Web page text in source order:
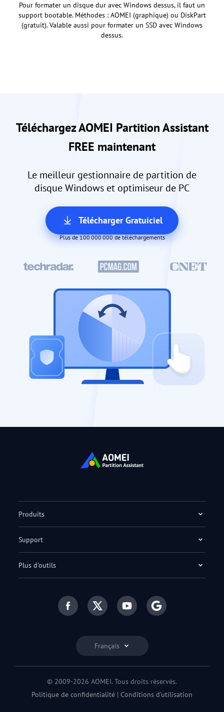
Pour formater un disque dur avec Windows dessus, il faut un
support bootable. Méthodes : AOMEI (graphique) ou DiskPart
(gratuit). Valable aussi pour formater un SSD avec Windows
dessus.
Téléchargez AOMEI Partition Assistant
FREE maintenant
Le meilleur gestionnaire de partition de
disque Windows et optimiseur de PC
Télécharger Gratuiciel
Plus de 100 000 000 de téléchargements
Français
Produits
Support
Plus d'outils
© 2009-2026 AOMEI. Tous droits réservés.
Politique de confidentialité | Conditions d'utilisation